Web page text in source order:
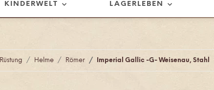
KINDERWELT LAGERLEBEN
Rüstung Helme Römer Imperial Gallic -G- Weisenau, Stahl